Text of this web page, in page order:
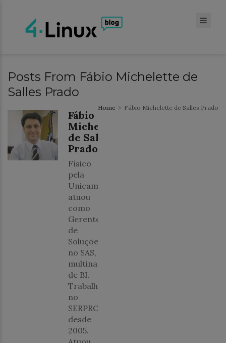
Posts From Fábio Michelette de
Salles Prado
Home Fábio Michelette de Salles Prado
Fábio
Michelette
de Salles
Prado
Físico
pela
Unicamp,
atuou
como
Gerente
de
Soluções
no SAS,
multinacional
de BI.
Trabalha
no
SERPRO
desde
2005.